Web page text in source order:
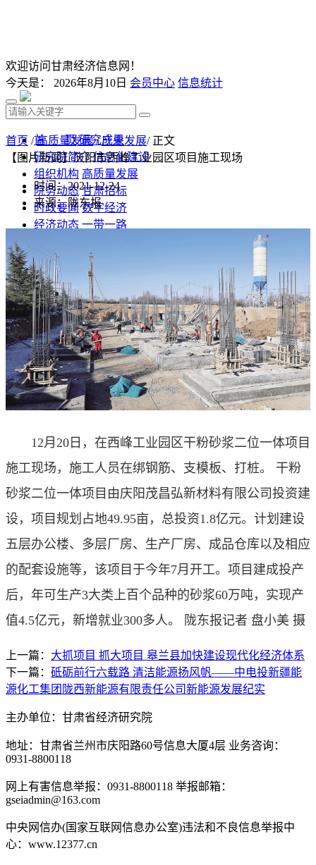
欢迎访问甘肃经济信息网！
今天是： 2026年8月10日 会员中心 信息统计
首 页 研究成果
研究院简介 信息化建设
组织机构 高质量发展
院务动态 甘肃招标
时政要闻 数字经济
经济动态 一带一路
发改视点
投资分析
发展规划
监测预测
文库下载
首页 /高质量发展/产业发展/ 正文
【图片新闻】庆阳市西峰工业园区项目施工现场
时间：2021-12-24
来源：陇东报
12月20日，在西峰工业园区干粉砂浆二位一体项目
施工现场，施工人员在绑钢筋、支模板、打桩。 干粉
砂浆二位一体项目由庆阳茂昌弘新材料有限公司投资建
设，项目规划占地49.95亩，总投资1.8亿元。计划建设
五层办公楼、多层厂房、生产厂房、成品仓库以及相应
的配套设施等，该项目于今年7月开工。项目建成投产
后，年可生产3大类上百个品种的砂浆60万吨，实现产
值4.5亿元，新增就业300多人。 陇东报记者 盘小美 摄
上一篇： 大抓项目 抓大项目 皋兰县加快建设现代化经济体系
下一篇： 砥砺前行六载路 清洁能源扬风帆——中电投新疆能
源化工集团陇西新能源有限责任公司新能源发展纪实
主办单位：甘肃省经济研究院
地址：甘肃省兰州市庆阳路60号信息大厦4层 业务咨询：
0931-8800118
网上有害信息举报：0931-8800118 举报邮箱：
gseiadmin@163.com
中央网信办(国家互联网信息办公室)违法和不良信息举报中
心：www.12377.cn